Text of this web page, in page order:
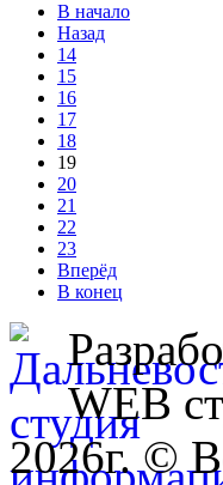
В начало
Назад
14
15
16
17
18
19
20
21
22
23
Вперёд
В конец
WEB
2026г. ©